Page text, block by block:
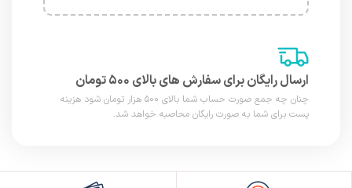
ارسال رایگان برای سفارش های بالای ۵۰۰ تومان
چنان چه جمع صورت حساب شما بالای ۵۰۰ هزار تومان شود هزینه
پست برای شما به صورت رایگان محاصبه خواهد شد.